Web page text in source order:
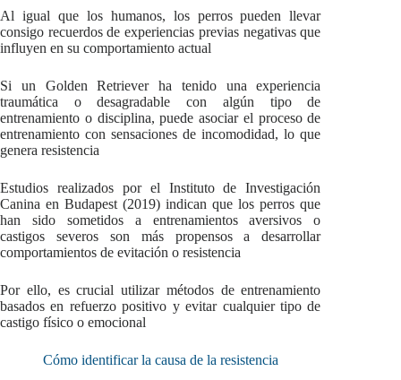
Al igual que los humanos, los perros pueden llevar
consigo recuerdos de experiencias previas negativas que
influyen en su comportamiento actual
Si un Golden Retriever ha tenido una experiencia
traumática o desagradable con algún tipo de
entrenamiento o disciplina, puede asociar el proceso de
entrenamiento con sensaciones de incomodidad, lo que
genera resistencia
Estudios realizados por el Instituto de Investigación
Canina en Budapest (2019) indican que los perros que
han sido sometidos a entrenamientos aversivos o
castigos severos son más propensos a desarrollar
comportamientos de evitación o resistencia
Por ello, es crucial utilizar métodos de entrenamiento
basados en refuerzo positivo y evitar cualquier tipo de
castigo físico o emocional
Cómo identificar la causa de la resistencia